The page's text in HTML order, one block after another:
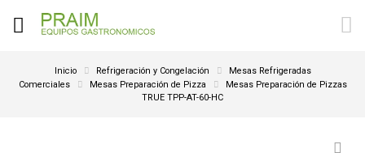
Inicio Refrigeración y Congelación
Mesas Refrigeradas
Comerciales
Mesas Preparación de Pizza
Mesas Preparación de Pizzas
TRUE TPP-AT-60-HC